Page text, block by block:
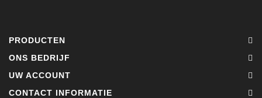
PRODUCTEN
ONS BEDRIJF
UW ACCOUNT
CONTACT INFORMATIE